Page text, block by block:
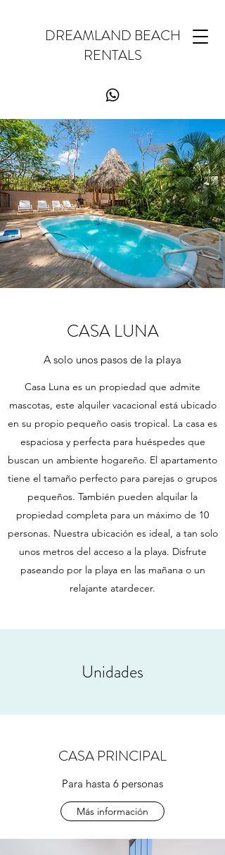
DREAMLAND BEACH
RENTALS
CASA LUNA
A solo unos pasos de la playa
Casa Luna es un propiedad que admite
mascotas, este alquiler vacacional está ubicado
en su propio pequeño oasis tropical. La casa es
espaciosa y perfecta para huéspedes que
buscan un ambiente hogareño. El apartamento
tiene el tamaño perfecto para parejas o grupos
pequeños. También pueden alquilar la
propiedad completa para un máximo de 10
personas. Nuestra ubicación es ideal, a tan solo
unos metros del acceso a la playa. Disfrute
paseando por la playa en las mañana o un
relajante atardecer.
Unidades
CASA PRINCIPAL
Para hasta 6 personas
Más información